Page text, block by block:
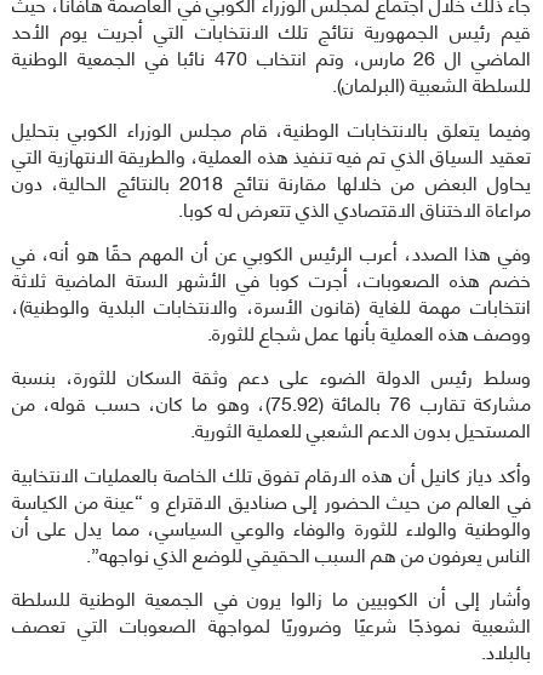
قيم رئيس الجمهورية نتائج تلك الانتخابات التي أجريت يوم الأحد
الماضي ال 26 مارس، وتم انتخاب 470 نائبا في الجمعية الوطنية
للسلطة الشعبية (البرلمان).
وفيما يتعلق بالانتخابات الوطنية، قام مجلس الوزراء الكوبي بتحليل
تعقيد السياق الذي تم فيه تنفيذ هذه العملية، والطريقة الانتهازية التي
يحاول البعض من خلالها مقارنة نتائج 2018 بالنتائج الحالية، دون
مراعاة الاختناق الاقتصادي الذي تتعرض له كوبا.
وفي هذا الصدد، أعرب الرئيس الكوبي عن أن المهم حقًا هو أنه، في
خضم هذه الصعوبات، أجرت كوبا في الأشهر الستة الماضية ثلاثة
انتخابات مهمة للغاية (قانون الأسرة، والانتخابات البلدية والوطنية)،
ووصف هذه العملية بأنها عمل شجاع للثورة.
وسلط رئيس الدولة الضوء على دعم وثقة السكان للثورة، بنسبة
مشاركة تقارب 76 بالمائة (75.92)، وهو ما كان، حسب قوله، من
المستحيل بدون الدعم الشعبي للعملية الثورية.
وأكد دياز كانيل أن هذه الارقام تفوق تلك الخاصة بالعمليات الانتخابية
في العالم من حيث الحضور إلى صناديق الاقتراع و “عينة من الكياسة
والوطنية والولاء للثورة والوفاء والوعي السياسي، مما يدل على أن
الناس يعرفون من هم السبب الحقيقي للوضع الذي نواجهه”.
وأشار إلى أن الكوبيين ما زالوا يرون في الجمعية الوطنية للسلطة
الشعبية نموذجًا شرعيًا وضروريًا لمواجهة الصعوبات التي تعصف
بالبلاد.